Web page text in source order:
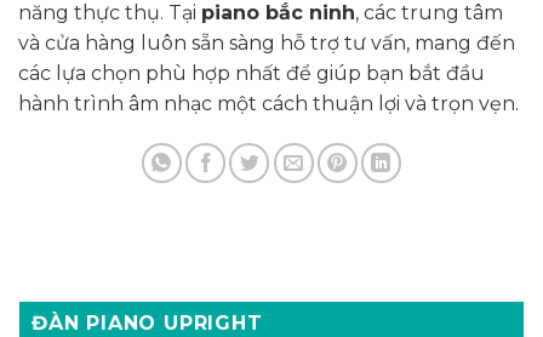
năng thực thụ. Tại piano bắc ninh, các trung tâm
và cửa hàng luôn sẵn sàng hỗ trợ tư vấn, mang đến
các lựa chọn phù hợp nhất để giúp bạn bắt đầu
hành trình âm nhạc một cách thuận lợi và trọn vẹn.
ĐÀN PIANO UPRIGHT